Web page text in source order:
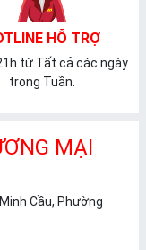
HỖ TRỢ
từ Tất cả các ngày
trong Tuần.
MẠI
Cầu, Phường